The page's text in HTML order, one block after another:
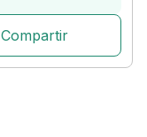
Compartir